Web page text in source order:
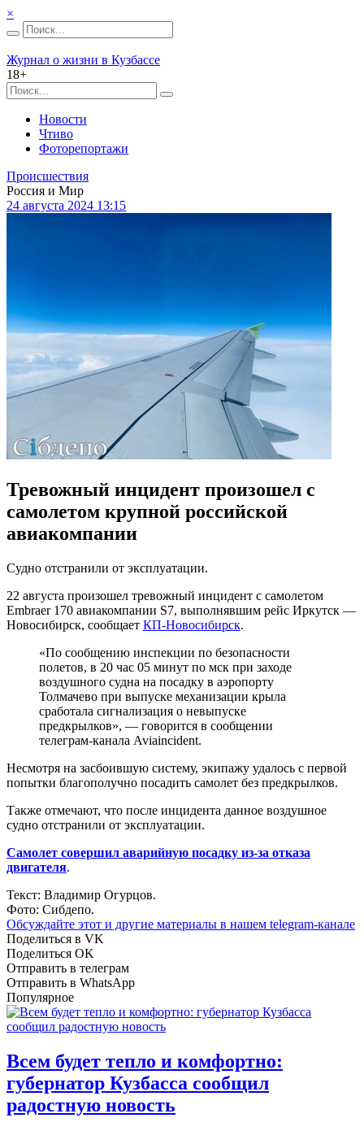
×
Журнал о жизни в Кузбассе
18+
Новости
Чтиво
Фоторепортажи
Происшествия
Россия и Мир
24 августа 2024 13:15
Тревожный инцидент произошел с
самолетом крупной российской
авиакомпании
Судно отстранили от эксплуатации.
22 августа произошел тревожный инцидент с самолетом
Embraer 170 авиакомпании S7, выполнявшим рейс Иркутск —
Новосибирск, сообщает КП-Новосибирск.
«По сообщению инспекции по безопасности
полетов, в 20 час 05 минут по мск при заходе
воздушного судна на посадку в аэропорту
Толмачево при выпуске механизации крыла
сработала сигнализация о невыпуске
предкрылков», — говорится в сообщении
телеграм-канала Aviaincident.
Несмотря на засбоившую систему, экипажу удалось с первой
попытки благополучно посадить самолет без предкрылков.
Также отмечают, что после инцидента данное воздушное
судно отстранили от эксплуатации.
Самолет совершил аварийную посадку из-за отказа
двигателя.
Текст: Владимир Огурцов.
Фото: Сибдепо.
Обсуждайте этот и другие материалы в нашем telegram-канале
Поделиться в VK
Поделиться OK
Отправить в телеграм
Отправить в WhatsApp
Популярное
Всем будет тепло и комфортно:
губернатор Кузбасса сообщил
радостную новость